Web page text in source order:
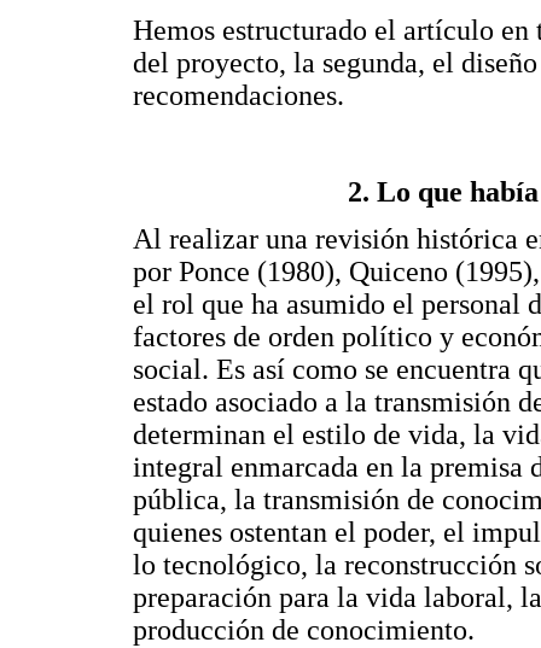
Hemos estructurado el artículo
del proyecto, la segunda, el
recomendaciones.
2. Lo que
Al realizar una revisión histórica
por Ponce (1980), Quiceno
el rol que ha asumido el personal
factores de orden político y
social. Es así como se encuentra
estado asociado a la transmisión
determinan el estilo de vida, la
integral enmarcada en la premisa
pública, la transmisión de
quienes ostentan el poder, el
lo tecnológico, la reconstrucción
preparación para la vida laboral,
producción de conocimiento.